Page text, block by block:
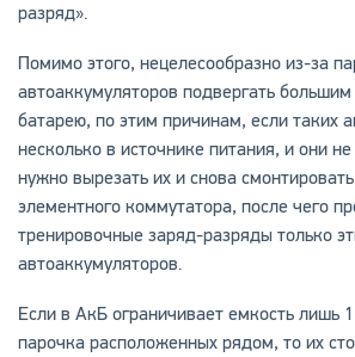
разряд».
Помимо этого, нецелесообразно из-за
автоаккумуляторов подвергать
батарею, по этим причинам, если таких
несколько в источнике питания, и они
нужно вырезать их и снова
элементного коммутатора, после чего
тренировочные заряд-разряды только
автоаккумуляторов.
Если в АкБ ограничивает емкость лишь
парочка расположенных рядом, то их